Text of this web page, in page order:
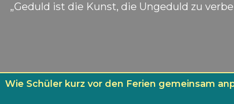
„Geduld ist die Kunst, die Ungeduld zu
Wie Schüler kurz vor den Ferien gemeinsam